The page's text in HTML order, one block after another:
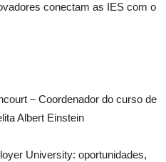
conectam as IES com o
– Coordenador do curso de
Albert Einstein
University: oportunidades,